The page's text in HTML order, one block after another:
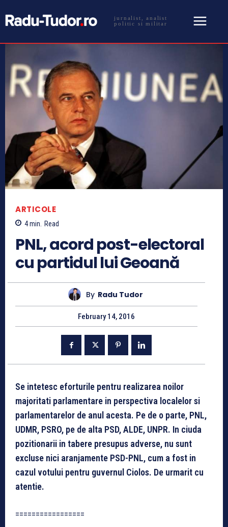
jurnalist, analist
politic si militar
ARTICOLE
4min. Read
PNL, acord post-electoral
cu partidul lui Geoană
By Radu Tudor
February 14, 2016
Se intetesc eforturile pentru realizarea noilor
majoritati parlamentare in perspectiva localelor si
parlamentarelor de anul acesta. Pe de o parte, PNL,
UDMR, PSRO, pe de alta PSD, ALDE, UNPR. In ciuda
pozitionarii in tabere presupus adverse, nu sunt
excluse nici aranjamente PSD-PNL, cum a fost in
cazul votului pentru guvernul Ciolos. De urmarit cu
atentie.
=================